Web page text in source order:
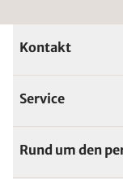
Kontakt
Service
Rund um den